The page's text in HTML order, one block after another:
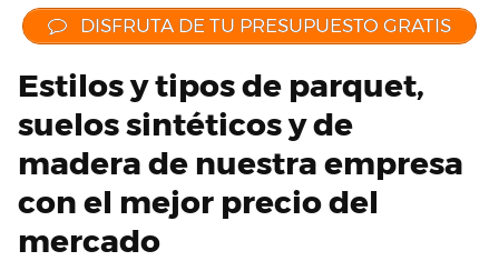
DISFRUTA DE TU PRESUPUESTO GRATIS
Estilos y tipos de parquet,
suelos sintéticos y de
madera de nuestra empresa
con el mejor precio del
mercado